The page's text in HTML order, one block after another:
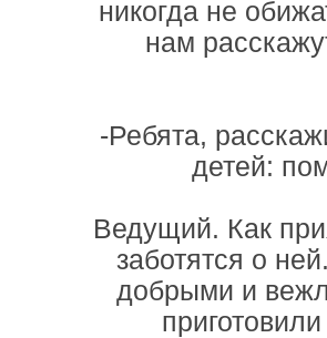
никогда не
нам
-Ребята,
детей:
Ведущий. Как
заботятся о
добрыми и